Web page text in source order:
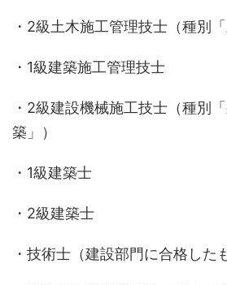
・2級土木施工管理技士（種別「
・1級建築施工管理技士
・2級建設機械施工技士（種別
築」）
・1級建築士
・2級建築士
・技術士（建設部門に合格した